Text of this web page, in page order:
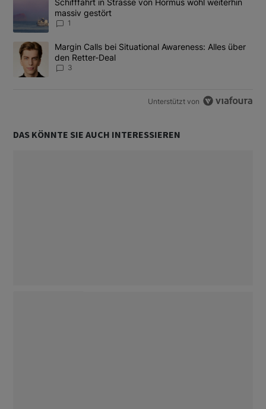
Ein Trendartikel mit dem Titel "Schifffahrt in Strasse von
Schifffahrt in Strasse von Hormus wohl weiterhin
massiv gestört
1
Ein Trendartikel mit dem Titel "Margin Calls bei Situational
Margin Calls bei Situational Awareness: Alles über
den Retter-Deal
3
Unterstützt von
DAS KÖNNTE SIE AUCH INTERESSIEREN